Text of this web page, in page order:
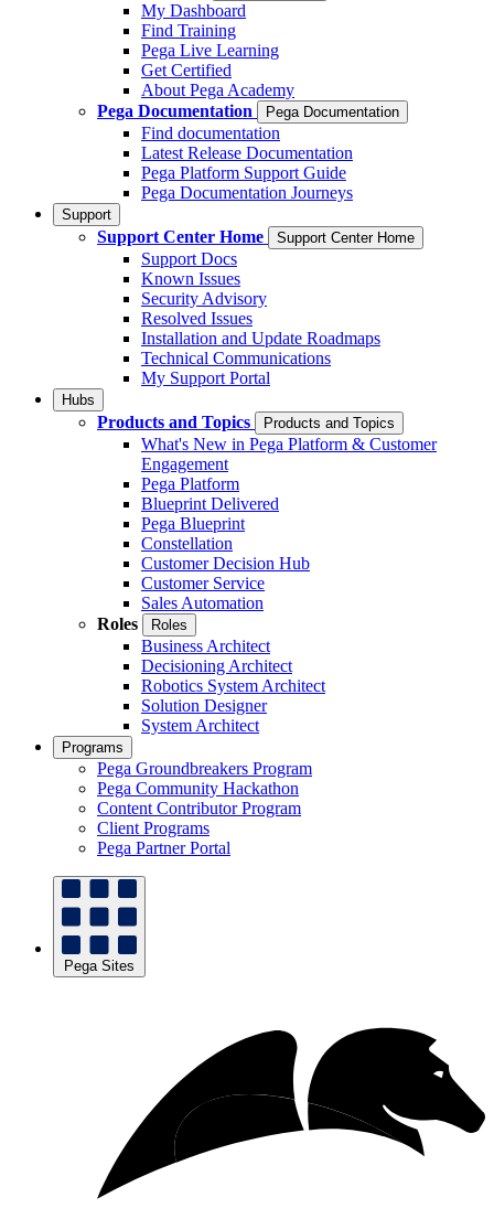
My Dashboard
Find Training
Pega Live Learning
Get Certified
About Pega Academy
Pega Documentation
Pega Documentation
Find documentation
Latest Release Documentation
Pega Platform Support Guide
Pega Documentation Journeys
Support
Support Center Home Support Center Home
Support Docs
Known Issues
Security Advisory
Resolved Issues
Installation and Update Roadmaps
Technical Communications
My Support Portal
Hubs
Products and Topics Products and Topics
What's New in Pega Platform & Customer
Engagement
Pega Platform
Blueprint Delivered
Pega Blueprint
Constellation
Customer Decision Hub
Customer Service
Sales Automation
Roles
Roles
Business Architect
Decisioning Architect
Robotics System Architect
Solution Designer
System Architect
Programs
Pega Groundbreakers Program
Pega Community Hackathon
Content Contributor Program
Client Programs
Pega Partner Portal
Pega Sites